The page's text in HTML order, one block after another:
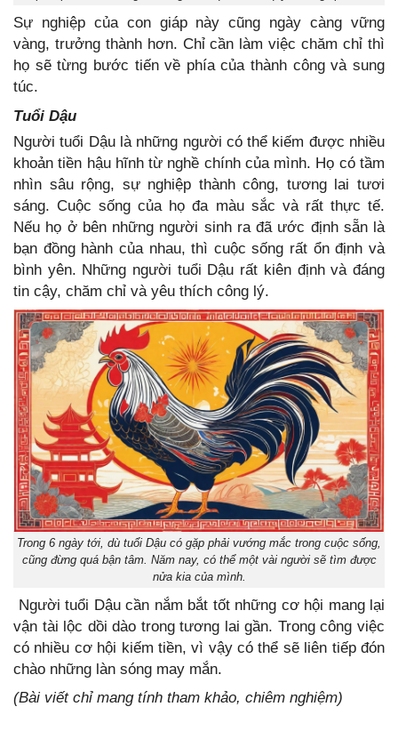
Sự nghiệp của con giáp này cũng ngày càng vững
vàng, trưởng thành hơn. Chỉ cần làm việc chăm chỉ thì
họ sẽ từng bước tiến về phía của thành công và sung
túc.
Tuổi Dậu
Người tuổi Dậu là những người có thể kiếm được nhiều
khoản tiền hậu hĩnh từ nghề chính của mình. Họ có tầm
nhìn sâu rộng, sự nghiệp thành công, tương lai tươi
sáng. Cuộc sống của họ đa màu sắc và rất thực tế.
Nếu họ ở bên những người sinh ra đã ước định sẵn là
bạn đồng hành của nhau, thì cuộc sống rất ổn định và
bình yên. Những người tuổi Dậu rất kiên định và đáng
tin cậy, chăm chỉ và yêu thích công lý.
Trong 6 ngày tới, dù tuổi Dậu có gặp phải vướng mắc trong cuộc sống,
cũng đừng quá bận tâm. Năm nay, có thể một vài người sẽ tìm được
nửa kia của mình.
Người tuổi Dậu cần nắm bắt tốt những cơ hội mang lại
vận tài lộc dồi dào trong tương lai gần. Trong công việc
có nhiều cơ hội kiếm tiền, vì vậy có thể sẽ liên tiếp đón
chào những làn sóng may mắn.
(Bài viết chỉ mang tính tham khảo, chiêm nghiệm)